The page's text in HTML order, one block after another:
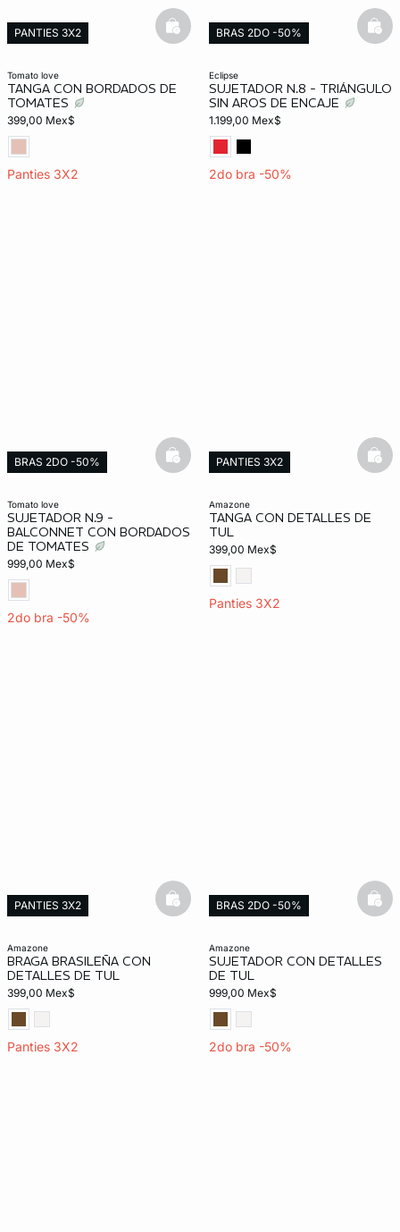
tomato love
TANGA CON BORDADOS DE
TOMATES
399,00 Mex$
Panties 3X2
PANTIES 3X2 basketfull
eclipse
SUJETADOR N.8 - TRIÁNGULO
SIN AROS DE ENCAJE
1.199,00 Mex$
2do bra -50%
BRAS 2DO -50%
tomato love
SUJETADOR N.9 -
BALCONNET CON BORDADOS
DE TOMATES
999,00 Mex$
2do bra -50%
BRAS 2DO -50% basketfull
amazone
TANGA CON DETALLES DE
TUL
399,00 Mex$
Panties 3X2
PANTIES 3X2
amazone
BRAGA BRASILEÑA CON
DETALLES DE TUL
399,00 Mex$
Panties 3X2
PANTIES 3X2 basketfull
amazone
SUJETADOR CON DETALLES
DE TUL
999,00 Mex$
2do bra -50%
BRAS 2DO -50%